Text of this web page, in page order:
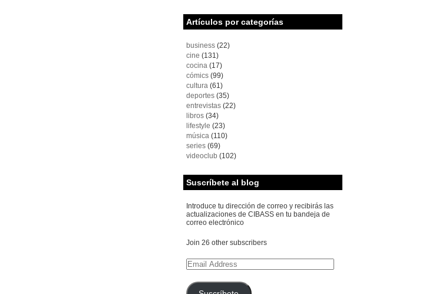
Artículos por categorías
business(22)
cine (131)
cocina(17)
cómics(99)
cultura(61)
deportes(35)
entrevistas(22)
libros(34)
lifestyle (23)
música(110)
series(69)
videoclub (102)
Suscríbete al blog
Introduce tu dirección de correo y recibirás las
actualizaciones de CIBASS en tu bandeja de
correo electrónico
Join 26 other subscribers
Email
Address